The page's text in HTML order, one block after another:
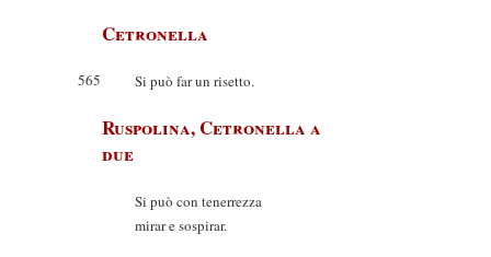
Cetronella
565 Si può far un risetto.
Ruspolina, Cetronella a
due
Si può con tenerrezza
mirar e sospirar.